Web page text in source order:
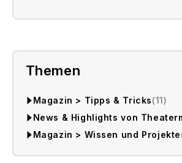
Themen
Magazin > Tipps & Tricks(11)
News & Highlights von
Magazin > Wissen und Projekte